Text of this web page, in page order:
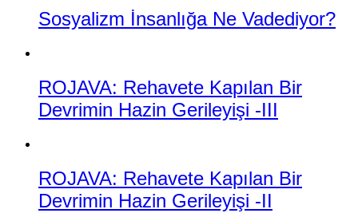
Sosyalizm İnsanlığa Ne Vadediyor?
ROJAVA: Rehavete Kapılan Bir
Devrimin Hazin Gerileyişi -III
ROJAVA: Rehavete Kapılan Bir
Devrimin Hazin Gerileyişi -II